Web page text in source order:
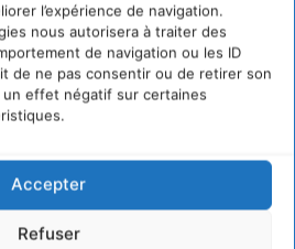
l’expérience de navigation.
nous autorisera à traiter des
de navigation ou les ID
de ne pas consentir ou de retirer son
effet négatif sur certaines
Accepter
Refuser